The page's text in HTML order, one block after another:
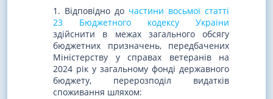
1. Відповідно до частини восьмої статті
23 Бюджетного кодексу України
здійснити в межах загального обсягу
бюджетних призначень, передбачених
Міністерству у справах ветеранів на
2024 рік у загальному фонді державного
бюджету, перерозподіл видатків
споживання шляхом: